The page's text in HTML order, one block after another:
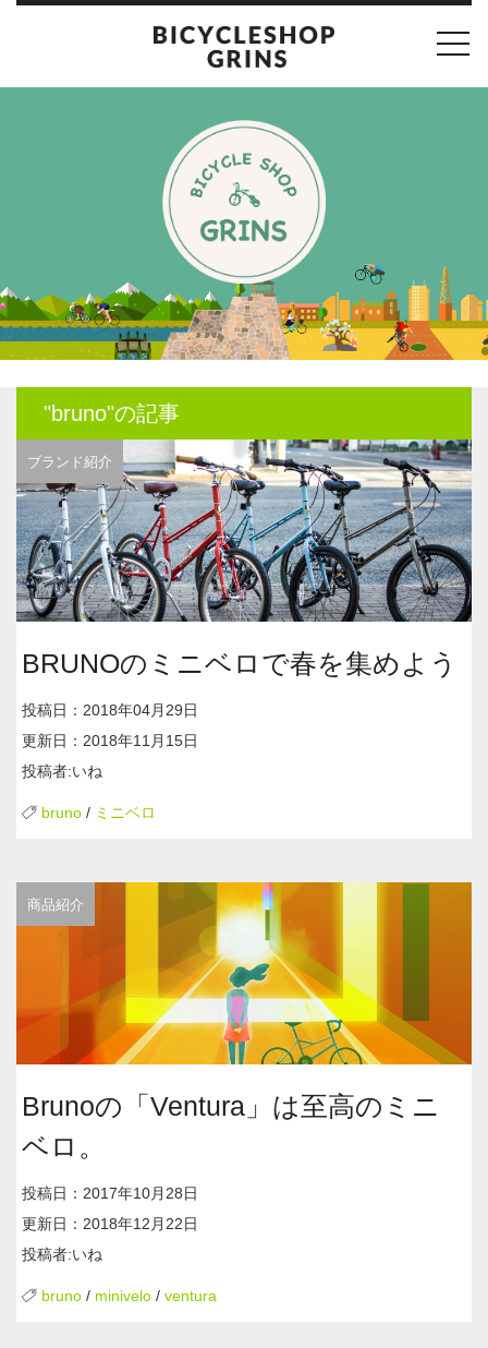
"bruno"の記事
ブランド紹介
BRUNOのミニベロで春を集めよう
投稿日：2018年04月29日
更新日：2018年11月15日
投稿者:いね
bruno / ミニベロ
商品紹介
Brunoの「Ventura」は至高のミニ
ベロ。
投稿日：2017年10月28日
更新日：2018年12月22日
投稿者:いね
bruno / minivelo / ventura